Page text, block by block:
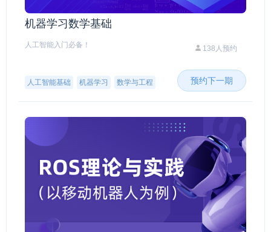
机器学习数学基础
预约下一期
人工智能入门必备！
人工智能基础 机器学习 数学与工程
138人预约